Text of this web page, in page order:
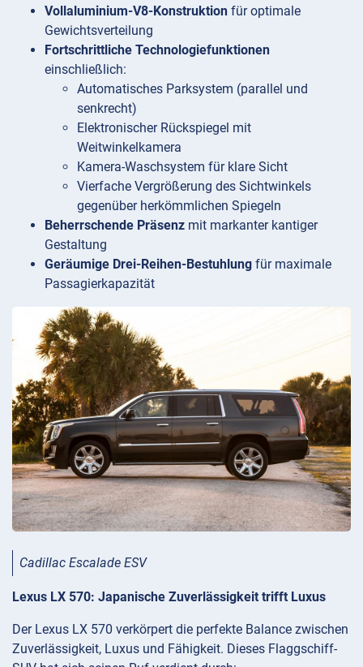
Vollaluminium-V8-Konstruktion für optimale
Gewichtsverteilung
Fortschrittliche Technologiefunktionen
einschließlich:
Automatisches Parksystem (parallel und
senkrecht)
Elektronischer Rückspiegel mit
Weitwinkelkamera
Kamera-Waschsystem für klare Sicht
Vierfache Vergrößerung des Sichtwinkels
gegenüber herkömmlichen Spiegeln
Beherrschende Präsenz mit markanter kantiger
Gestaltung
Geräumige Drei-Reihen-Bestuhlung für maximale
Passagierkapazität
Cadillac Escalade ESV
Lexus LX 570: Japanische Zuverlässigkeit trifft Luxus
Der Lexus LX 570 verkörpert die perfekte Balance zwischen
Zuverlässigkeit, Luxus und Fähigkeit. Dieses Flaggschiff-